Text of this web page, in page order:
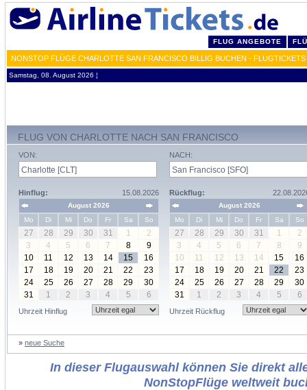
FLUG ANGEBOTE
NONSTOP FLÜGE CHARLOTTE SAN FRANCISCO BILLIG BUCHEN -
Samstag, 08. August 2026 ¦
FLUG VON CHARLOTTE NACH SAN FRANCISCO
VON:
Hinflug: 15.08.2026
August 2026
Mo
Di Mi Do Fr Sa So
27 28 29 30 31 1
2
3
4 5 6 7 8
9
10
11 12 13 14 15
16
17
18 19 20 21 22
23
24
25 26 27 28 29
30
31
1 2 3 4 5 6
Uhrzeit Hinflug
NACH:
Rückflug:
August 2026
Mo
Di Mi Do Fr Sa So
27 28 29 30 31 1
2
3
4 5 6 7 8
9
10
11 12 13 14 15
16
17
18 19 20 21 22
23
24
25 26 27 28 29
30
31
1 2 3 4 5 6
Uhrzeit Rückflug
» neue Suche
In dieser Flugauswahl können Sie direkt
NonStopFlüge weltweit